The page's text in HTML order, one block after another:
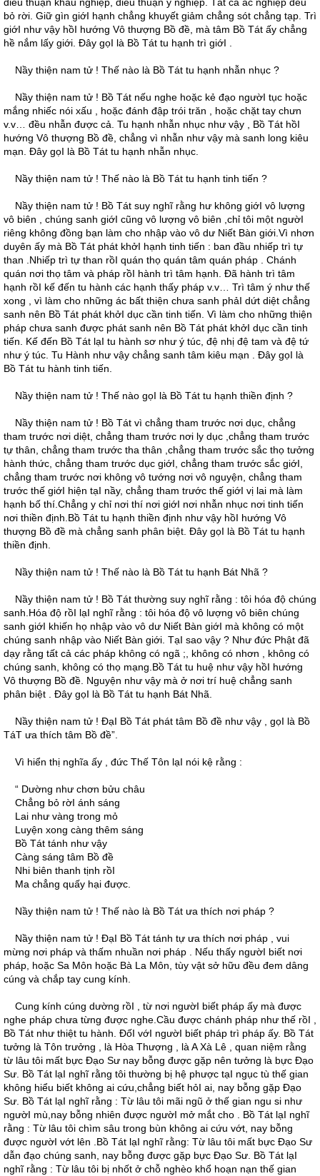
bỏ rời. Giữ gìn giớI hạnh chẳng khuyết giảm chẳng sót chẳng tạp. Trì
giớI như vậy hồI hướng Vô thượng Bồ đề, mà tâm Bồ Tát ấy chẳng
hề nắm lấy giới. Ðây gọI là Bồ Tát tu hạnh trì giớI .
Nầy thiện nam tử ! Thế nào là Bồ Tát tu hạnh nhẫn nhục ?
Nầy thiện nam tử ! Bồ Tát nếu nghe hoặc kẻ đạo ngườI tục hoặc
mắng nhiếc nói xấu , hoặc đánh đập trói trăn , hoặc chặt tay chưn
v.v… đều nhẫn được cả. Tu hạnh nhẫn nhục như vậy , Bồ Tát hồI
hướng Vô thượng Bồ đề, chẳng vì nhẫn như vậy mà sanh long kiêu
mạn. Ðây gọI là Bồ Tát tu hạnh nhẫn nhục.
Nầy thiện nam tử ! Thế nào là Bồ Tát tu hạnh tinh tiến ?
Nầy thiện nam tử ! Bồ Tát suy nghĩ rằng hư không giớI vô lượng
vô biên , chúng sanh giớI cũng vô lượng vô biên ,chỉ tôi một ngườI
riêng không đồng bạn làm cho nhập vào vô dư Niết Bàn giới.Vì nhơn
duyên ấy mà Bồ Tát phát khởI hạnh tinh tiến : ban đầu nhiếp trì tự
than .Nhiếp trì tự than rồI quán thọ quán tâm quán pháp . Chánh
quán nơi thọ tâm và pháp rồI hành trì tâm hạnh. Ðã hành trì tâm
hạnh rồI kế đến tu hành các hạnh thấy pháp v.v… Trì tâm ý như thế
xong , vì làm cho những ác bất thiện chưa sanh phảI dứt diệt chẳng
sanh nên Bồ Tát phát khởI dục cần tinh tiến. Vì làm cho những thiện
pháp chưa sanh được phát sanh nên Bồ Tát phát khởI dục cần tinh
tiến. Kế đến Bồ Tát lạI tu hành sơ như ý túc, đệ nhị đệ tam và đệ tứ
như ý túc. Tu Hành như vậy chẳng sanh tâm kiêu mạn . Ðây gọI là
Bồ Tát tu hành tinh tiến.
Nầy thiện nam tử ! Thế nào gọI là Bồ Tát tu hạnh thiền định ?
Nầy thiện nam tử ! Bồ Tát vì chẳng tham trước nơi dục, chẳng
tham trước nơi diệt, chẳng tham trước nơi ly dục ,chẳng tham trước
tự thân, chẳng tham trước tha thân ,chẳng tham trước sắc thọ tưởng
hành thức, chẳng tham trước dục giớI, chẳng tham trước sắc giớI,
chẳng tham trước nơi không vô tướng nơi vô nguyện, chẳng tham
trước thế giớI hiện tạI nầy, chẳng tham trước thế giớI vị lai mà làm
hạnh bố thí.Chẳng y chỉ nơi thí nơi giớI nơi nhẫn nhục nơi tinh tiến
nơi thiền định.Bồ Tát tu hạnh thiền định như vậy hồI hướng Vô
thượng Bồ đề mà chẳng sanh phân biệt. Ðây gọI là Bồ Tát tu hạnh
thiền định.
Nầy thiện nam tử ! Thế nào là Bồ Tát tu hạnh Bát Nhã ?
Nầy thiện nam tử ! Bồ Tát thường suy nghĩ rằng : tôi hóa độ chúng
sanh.Hóa độ rồI lạI nghĩ rằng : tôi hóa độ vô lượng vô biên chúng
sanh giớI khiến họ nhập vào vô dư Niết Bàn giớI mà không có một
chúng sanh nhập vào Niết Bàn giới. TạI sao vậy ? Như đức Phật đã
dạy rằng tất cả các pháp không có ngã ;, không có nhơn , không có
chúng sanh, không có thọ mạng.Bồ Tát tu huệ như vậy hồI hướng
Vô thượng Bồ đề. Nguyện như vậy mà ở nơi trí huệ chẳng sanh
phân biệt . Ðây gọI là Bồ Tát tu hạnh Bát Nhã.
Nầy thiện nam tử ! ÐạI Bồ Tát phát tâm Bồ đề như vậy , gọI là Bồ
TáT ưa thích tâm Bồ đề”.
Vì hiển thị nghĩa ấy , đức Thế Tôn lạI nói kệ rằng :
“ Dường như chơn bửu châu
Chẳng bỏ rờI ánh sáng
Lai như vàng trong mỏ
Luyện xong càng thêm sáng
Bồ Tát tánh như vậy
Càng sáng tâm Bồ đề
Nhi biên thanh tịnh rồI
Ma chẳng quấy hại được.
Nầy thiện nam tử ! Thế nào là Bồ Tát ưa thích nơi pháp ?
Nầy thiện nam tử ! ÐạI Bồ Tát tánh tự ưa thích nơi pháp , vui
mừng nơi pháp và thấm nhuần nơi pháp . Nếu thấy ngườI biết nơi
pháp, hoặc Sa Môn hoặc Bà La Môn, tùy vật sở hữu đều đem dâng
cúng và chắp tay cung kính.
Cung kính cúng dường rồI , từ nơi ngườI biết pháp ấy mà được
nghe pháp chưa từng được nghe.Cầu được chánh pháp như thế rồI ,
Bồ Tát như thiệt tu hành. ÐốI vớI ngườI biết pháp trì pháp ấy. Bồ Tát
tưởng là Tôn trưởng , là Hòa Thượng , là A Xà Lê , quan niệm rằng
từ lâu tôi mất bực Ðạo Sư nay bỗng được gặp nên tưởng là bực Ðạo
Sư. Bồ Tát lạI nghĩ rằng tôi thường bị hệ phược tạI ngục tù thế gian
không hiểu biết không ai cứu,chẳng biết hỏI ai, nay bỗng gặp Ðạo
Sư. Bồ Tát lạI nghĩ rằng : Từ lâu tôi mãi ngũ ở thế gian ngu si như
ngườI mù,nay bỗng nhiên được ngườI mở mắt cho . Bồ Tát lạI nghĩ
rằng : Từ lâu tôi chìm sâu trong bùn không ai cứu vớt, nay bỗng
được ngườI vớt lên .Bồ Tát lạI nghĩ rằng: Từ lâu tôi mất bực Ðạo Sư
dẫn đạo chúng sanh, nay bỗng được gặp bực Ðạo Sư. Bồ Tát lạI
nghĩ rằng : Từ lâu tôi bị nhốt ở chỗ nghèo khổ hoạn nạn thế gian